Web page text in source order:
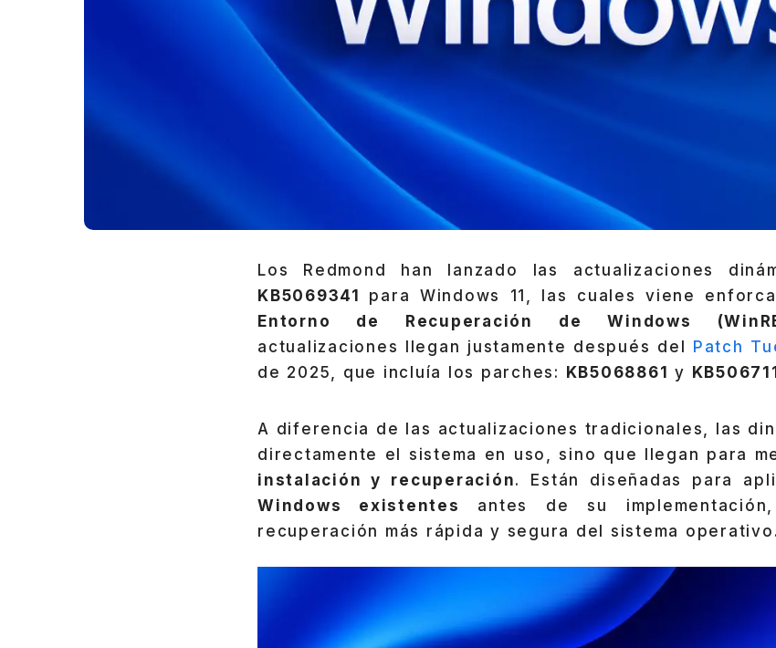
Los Redmond han lanzado las actualizaciones
KB5069341 para Windows 11, las cuales viene
Entorno de Recuperación de Windows
actualizaciones llegan justamente después del
Patch
de 2025, que incluía los parches:
KB5068861 y
A diferencia de las actualizaciones tradicionales, las
directamente el sistema en uso, sino que llegan para
instalación y recuperación. Están diseñadas para
Windows existentes
antes de su
recuperación más rápida y segura del sistema operativo.